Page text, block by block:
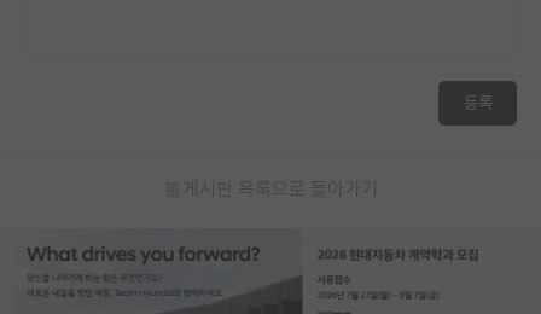
등록
게시판 목록으로 돌아가기